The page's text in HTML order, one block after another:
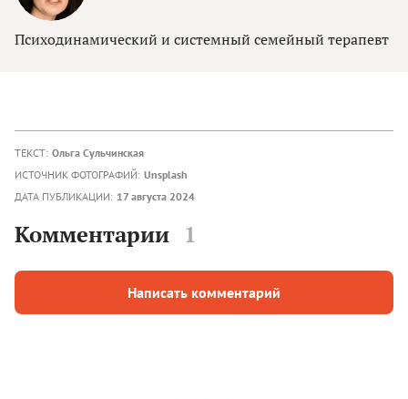
Психодинамический и системный семейный терапевт
ТЕКСТ: Ольга Сульчинская
ИСТОЧНИК ФОТОГРАФИЙ: Unsplash
ДАТА ПУБЛИКАЦИИ: 17 августа 2024
Комментарии 1
Написать комментарий